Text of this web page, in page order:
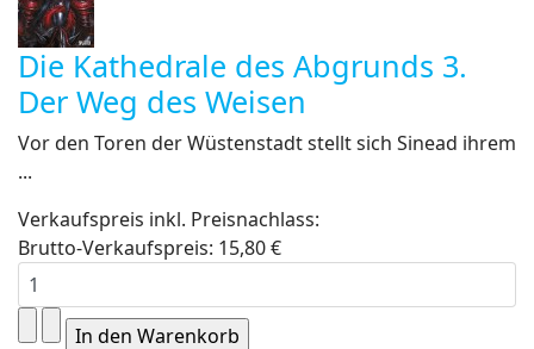
Die Kathedrale des Abgrunds 3.
Der Weg des Weisen
Vor den Toren der Wüstenstadt stellt sich Sinead ihrem
...
Verkaufspreis inkl. Preisnachlass:
Brutto-Verkaufspreis: 15,80 €